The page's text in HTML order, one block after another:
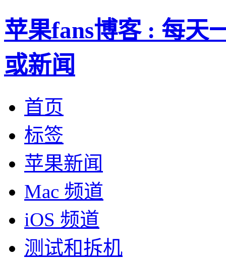
苹果fans博客 : 每天
或新闻
首页
标签
苹果新闻
Mac 频道
iOS 频道
测试和拆机